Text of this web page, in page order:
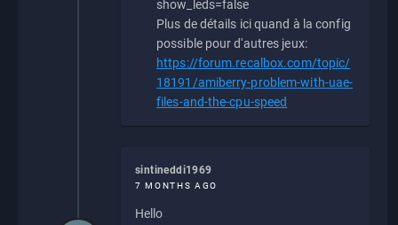
show_leds=false
Plus de détails ici quand à la config
possible pour d'autres jeux:
https://forum.recalbox.com/topic/
18191/amiberry-problem-with-uae-
files-and-the-cpu-speed
sintineddi1969
7 MONTHS AGO
Hello